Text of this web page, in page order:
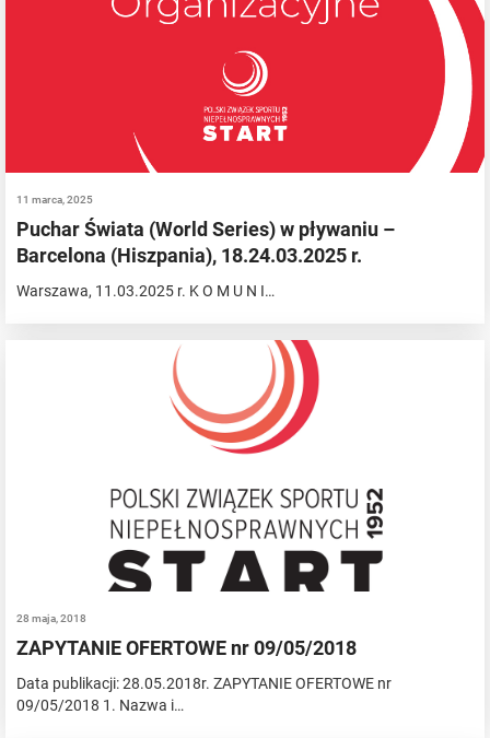
11 marca, 2025
Puchar Świata (World Series) w pływaniu –
Barcelona (Hiszpania), 18.24.03.2025 r.
Warszawa, 11.03.2025 r. K O M U N I…
28 maja, 2018
ZAPYTANIE OFERTOWE nr 09/05/2018
Data publikacji: 28.05.2018r. ZAPYTANIE OFERTOWE nr
09/05/2018 1. Nazwa i…